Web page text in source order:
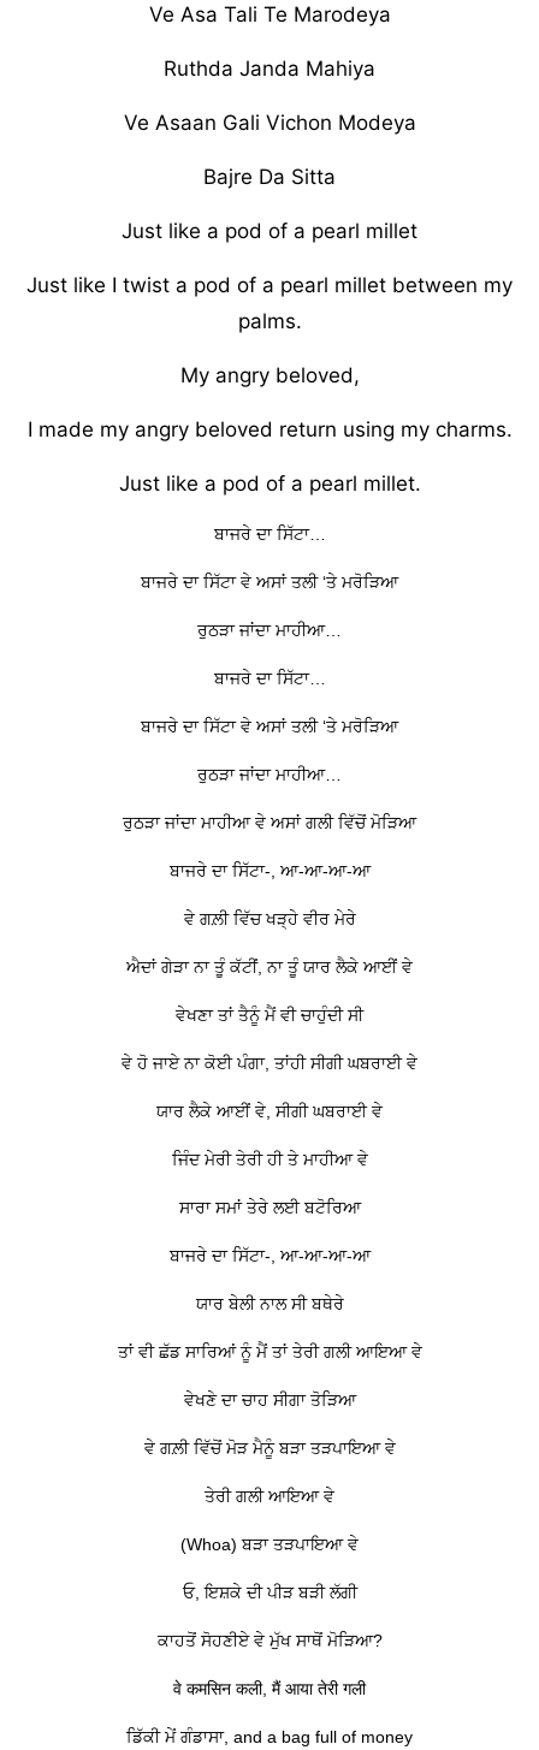
Ve Asa Tali Te Marodeya
Ruthda Janda Mahiya
Ve Asaan Gali Vichon Modeya
Bajre Da Sitta
Just like a pod of a pearl millet
Just like I twist a pod of a pearl millet between my
palms.
My angry beloved,
I made my angry beloved return using my charms.
Just like a pod of a pearl millet.
ਬਾਜਰੇ ਦਾ ਸਿੱਟਾ…
ਬਾਜਰੇ ਦਾ ਸਿੱਟਾ ਵੇ ਅਸਾਂ ਤਲੀ ‘ਤੇ ਮਰੋੜਿਆ
ਰੁਠੜਾ ਜਾਂਦਾ ਮਾਹੀਆ…
ਬਾਜਰੇ ਦਾ ਸਿੱਟਾ…
ਬਾਜਰੇ ਦਾ ਸਿੱਟਾ ਵੇ ਅਸਾਂ ਤਲੀ ‘ਤੇ ਮਰੋੜਿਆ
ਰੁਠੜਾ ਜਾਂਦਾ ਮਾਹੀਆ…
ਰੁਠੜਾ ਜਾਂਦਾ ਮਾਹੀਆ ਵੇ ਅਸਾਂ ਗਲੀ ਵਿੱਚੋਂ ਮੋੜਿਆ
ਬਾਜਰੇ ਦਾ ਸਿੱਟਾ-, ਆ-ਆ-ਆ-ਆ
ਵੇ ਗਲ਼ੀ ਵਿੱਚ ਖੜ੍ਹੇ ਵੀਰ ਮੇਰੇ
ਐਦਾਂ ਗੇੜਾ ਨਾ ਤੂੰ ਕੱਟੀਂ, ਨਾ ਤੂੰ ਯਾਰ ਲੈਕੇ ਆਈਂ ਵੇ
ਵੇਖਣਾ ਤਾਂ ਤੈਨੂੰ ਮੈਂ ਵੀ ਚਾਹੁੰਦੀ ਸੀ
ਵੇ ਹੋ ਜਾਏ ਨਾ ਕੋਈ ਪੰਗਾ, ਤਾਂਹੀ ਸੀਗੀ ਘਬਰਾਈ ਵੇ
ਯਾਰ ਲੈਕੇ ਆਈਂ ਵੇ, ਸੀਗੀ ਘਬਰਾਈ ਵੇ
ਜਿੰਦ ਮੇਰੀ ਤੇਰੀ ਹੀ ਤੇ ਮਾਹੀਆ ਵੇ
ਸਾਰਾ ਸਮਾਂ ਤੇਰੇ ਲਈ ਬਟੋਰਿਆ
ਬਾਜਰੇ ਦਾ ਸਿੱਟਾ-, ਆ-ਆ-ਆ-ਆ
ਯਾਰ ਬੇਲੀ ਨਾਲ ਸੀ ਬਥੇਰੇ
ਤਾਂ ਵੀ ਛੱਡ ਸਾਰਿਆਂ ਨੂੰ ਮੈਂ ਤਾਂ ਤੇਰੀ ਗਲੀ ਆਇਆ ਵੇ
ਵੇਖਣੇ ਦਾ ਚਾਹ ਸੀਗਾ ਤੋੜਿਆ
ਵੇ ਗਲ਼ੀ ਵਿੱਚੋਂ ਮੋੜ ਮੈਨੂੰ ਬੜਾ ਤੜਪਾਇਆ ਵੇ
ਤੇਰੀ ਗਲੀ ਆਇਆ ਵੇ
(Whoa) ਬੜਾ ਤੜਪਾਇਆ ਵੇ
ਓ, ਇਸ਼ਕੇ ਦੀ ਪੀੜ ਬੜੀ ਲੱਗੀ
ਕਾਹਤੋਂ ਸੋਹਣੀਏ ਵੇ ਮੁੱਖ ਸਾਥੋਂ ਮੋੜਿਆ?
वे कमसिन कली, मैं आया तेरी गली
ਡਿੱਕੀ ਮੇਂ ਗੰਡਾਸਾ, and a bag full of money